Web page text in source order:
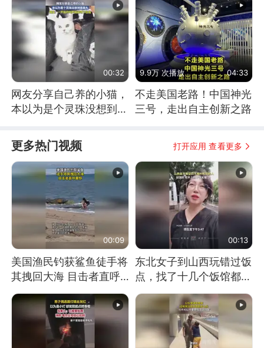
00:32
网友分享自己养的小猫，
本以为是个灵珠没想到是
9.9万 次播放 04:33
不走美国老路！中国神光
三号，走出自主创新之路
更多热门视频 打开应用 查看更多
00:09
美国渔民钓获鲨鱼徒手将
其拽回大海 目击者直呼
震惊 （视频来源：参考
消息）
00:13
东北女子到山西玩错过饭
点，找了十几个饭馆都没
开门：午休到几点